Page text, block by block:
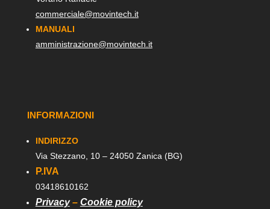
commerciale@movintech.it
MANUALI
amministrazione@movintech.it
INFORMAZIONI
INDIRIZZO
Via Stezzano, 10 – 24050 Zanica (BG)
P.IVA
03418610162
Privacy– Cookie policy